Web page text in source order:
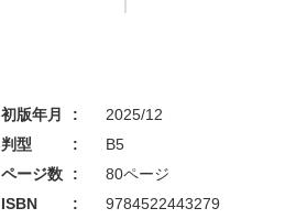
初版年月
2025/12
判型
B5
ページ数
80ページ
ISBN
9784522443279